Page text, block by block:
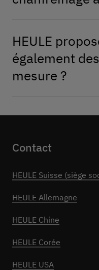
HEULE
également
mesure ?
Contact
HEULE Suisse (siège
HEULE Allemagne
HEULE Chine
HEULE Corée
HEULE USA